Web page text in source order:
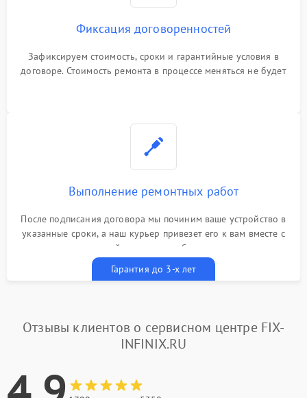
Фиксация договоренностей
Зафиксируем стоимость, сроки и гарантийные условия в
договоре. Стоимость ремонта в процессе меняться не будет
Выполнение ремонтных работ
После подписания договора мы починим ваше устройство в
указанные сроки, а наш курьер привезет его к вам вместе с
гарантийным талоном бесплатно
Гарантия до 3-х лет
Отзывы клиентов о сервисном центре FIX-
INFINIX.RU